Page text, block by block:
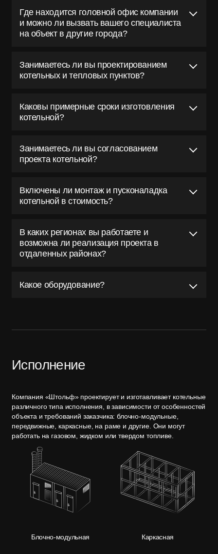
Где находится головной офис компании
и можно ли вызвать вашего специалиста
на объект в другие города?
Занимаетесь ли вы проектированием
котельных и тепловых пунктов?
Каковы примерные сроки изготовления
котельной?
Занимаетесь ли вы согласованием
проекта котельной?
Включены ли монтаж и пусконаладка
котельной в стоимость?
В каких регионах вы работаете и
возможна ли реализация проекта в
отдаленных районах?
Какое оборудование?
Исполнение
Компания «Штольф» проектирует и изготавливает котельные
различного типа исполнения, в зависимости от особенностей
объекта и требований заказчика: блочно-модульные,
передвижные, каркасные, на раме и другие. Они могут
работать на газовом, жидком или твердом топливе.
Блочно-модульная Каркасная